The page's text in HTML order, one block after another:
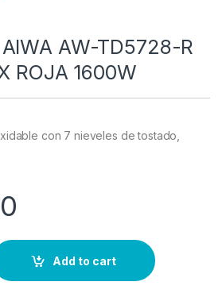
AW-TD5728-R
ROJA 1600W
con 7 nieveles de tostado,
Add to cart